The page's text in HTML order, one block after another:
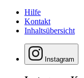
Hilfe
Kontakt
Inhaltsübersicht
Instagram